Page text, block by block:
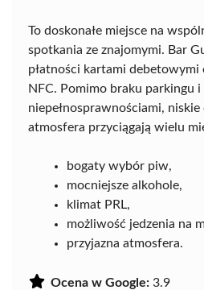
To doskonałe miejsce na
spotkania ze znajomymi. Bar
płatności kartami
NFC. Pomimo braku parkingu
niepełnosprawnościami,
atmosfera przyciągają wielu
bogaty wybór piw,
mocniejsze alkohole,
klimat PRL,
możliwość jedzenia na
przyjazna atmosfera.
Ocena w Google: 3.9